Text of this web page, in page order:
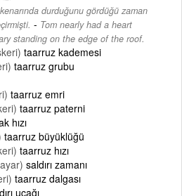
durduğunu gördüğü zaman
- Tom nearly had a heart
standing on the edge of the roof.
taarruz kademesi
taarruz grubu
taarruz emri
taarruz paterni
hızı
taarruz büyüklüğü
taarruz hızı
saldırı zamanı
taarruz dalgası
uçağı